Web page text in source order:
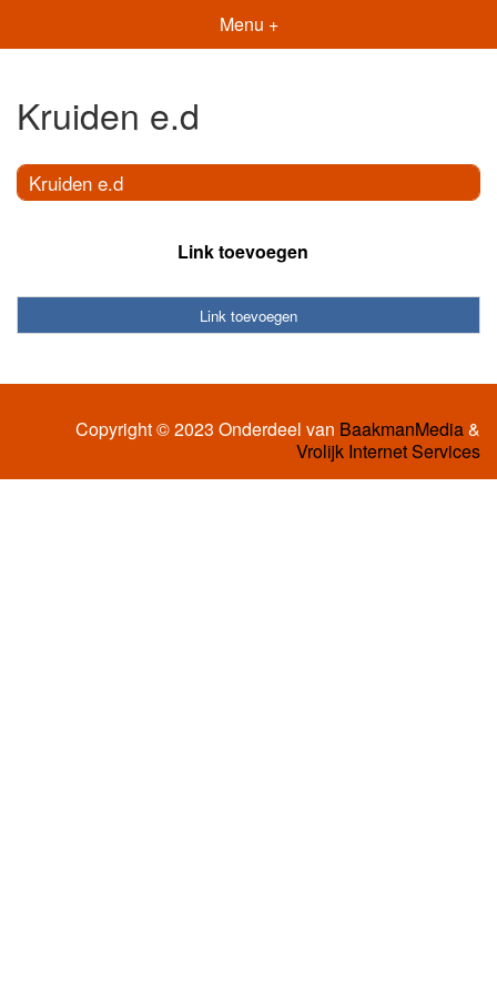
Menu +
Kruiden e.d
Kruiden e.d
Link toevoegen
Link toevoegen
Copyright © 2023 Onderdeel van BaakmanMedia&
Vrolijk Internet Services